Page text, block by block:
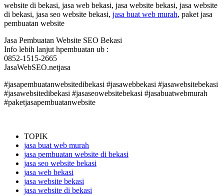
website di bekasi, jasa web bekasi, jasa website bekasi, jasa website
di bekasi, jasa seo website bekasi, jasa buat web murah, paket jasa
pembuatan website
Jasa Pembuatan Website SEO Bekasi
Info lebih lanjut hpembuatan ub :
0852-1515-2665
JasaWebSEO.netjasa
#jasapembuatanwebsitedibekasi #jasawebbekasi #jasawebsitebekasi
#jasawebsitedibekasi #jasaseowebsitebekasi #jasabuatwebmurah
#paketjasapembuatanwebsite
TOPIK
jasa buat web murah
jasa pembuatan website di bekasi
jasa seo website bekasi
jasa web bekasi
jasa website bekasi
jasa website di bekasi